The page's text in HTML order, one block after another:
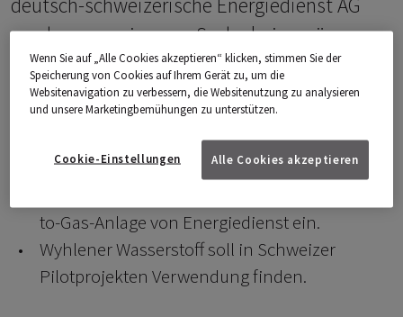
deutsch-schweizerische Energiedienst AG
machen gemeinsame Sache beim grünen
Wasserstoff. Ab 2023 stellt Energiedienst die
Produktionskapazität seiner Power-to-Gas-
Anlage in Grenzach-Wyhlen (D) für IWB bereit.
to-Gas-Anlage von Energiedienst ein.
Wyhlener Wasserstoff soll in Schweizer
Pilotprojekten Verwendung finden.
Wenn Sie auf „Alle Cookies akzeptieren“ klicken, stimmen Sie der
Speicherung von Cookies auf Ihrem Gerät zu, um die
Websitenavigation zu verbessern, die Websitenutzung zu analysieren
und unsere Marketingbemühungen zu unterstützen.
Alle Cookies akzeptieren
Cookie-Einstellungen